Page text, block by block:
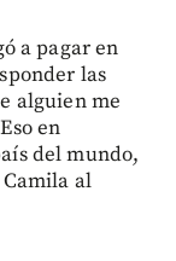
a pagar en
las
alguien me
en
del mundo,
al